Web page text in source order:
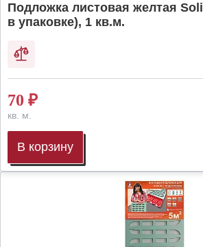
Подложка листовая желтая
в упаковке), 1 кв.м.
70 ₽
кв. м.
В корзину